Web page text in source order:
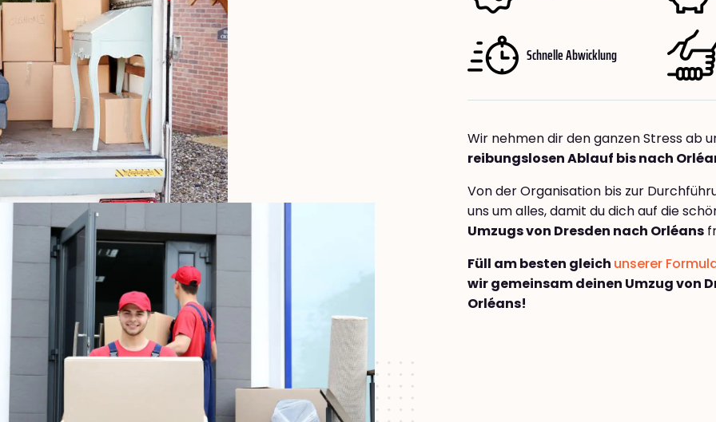
Schnelle Abwicklung
Wir nehmen dir den ganzen Stress ab
reibungslosen Ablauf bis nach
Von der Organisation bis zur
uns um alles, damit du dich auf die
Umzugs von Dresden nach Orléans
Füll am besten gleich unserer
wir gemeinsam deinen Umzug von
Orléans!